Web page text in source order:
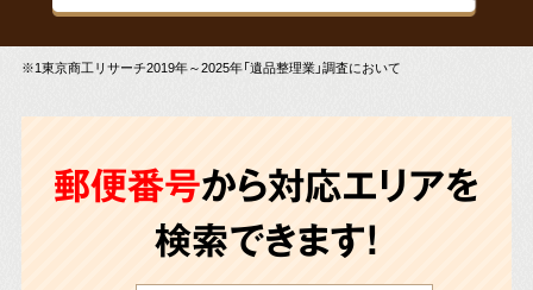
※1東京商工リサーチ2019年～2025年「遺品整理業」調査において
郵便番号から対応エリアを
検索できます!